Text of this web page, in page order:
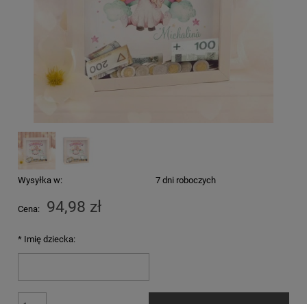
Wysyłka w: 7 dni roboczych
Cena: 94,98 zł
* Imię dziecka: